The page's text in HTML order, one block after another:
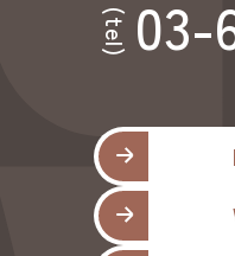
(tel) 03-